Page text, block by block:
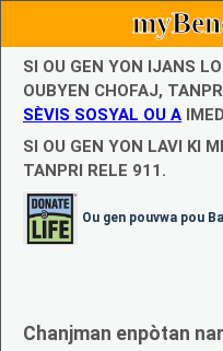
SI OU GEN YON IJANS
OUBYEN CHOFAJ,
SÈVIS SOSYAL OU A
SI OU GEN YON LAVI KI
TANPRI RELE 911.
Ou gen pouvwa pou
Chanjman enpòtan